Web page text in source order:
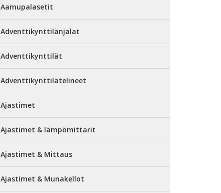
Aamupalasetit
Adventtikynttilänjalat
Adventtikynttilät
Adventtikynttilätelineet
Ajastimet
Ajastimet & lämpömittarit
Ajastimet & Mittaus
Ajastimet & Munakellot